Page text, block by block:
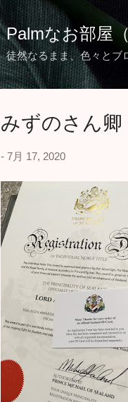
Palmなお部屋
徒然なるまま、色々とブ
みずのさん卿
- 7月 17, 2020